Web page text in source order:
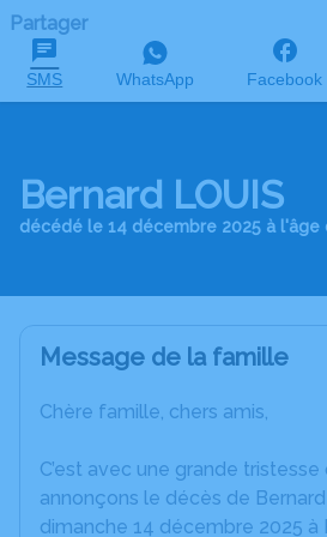
Partager
SMS WhatsApp Facebook
Bernard LOUIS
décédé le 14 décembre 2025 à l'âge
Message de la famille
Chère famille, chers amis,
C’est avec une grande
annonçons le décès de
dimanche 14 décembre 2025 à